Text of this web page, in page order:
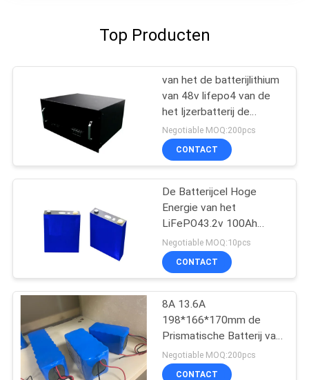
Top Producten
van het de batterijlithium
van 48v lifepo4 van de
het Ijzerbatterij de
Opslag van de het
Pak30ah Energie voor
Mechanisch Materiaal
Negotiable MOQ:200pcs
CONTACT
De Batterijcel Hoge
Energie van het
LiFePO43.2v 100Ah
110Ah 135Ah
Prismatische Lithium
Negotiable MOQ:10pcs
CONTACT
8A 13.6A
198*166*170mm de
Prismatische Batterij van
Lifepo4
Negotiable MOQ:200pcs
CONTACT